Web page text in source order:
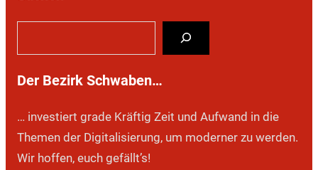
u
n
Der Bezirk Schwaben…
… investiert grade Kräftig Zeit und Aufwand in die
Themen der Digitalisierung, um moderner zu werden.
Wir hoffen, euch gefällt’s!